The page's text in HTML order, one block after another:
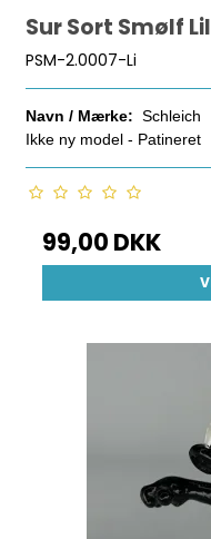
Sur Sort Smølf
PSM-2.0007-Li
Navn / Mærke: Schleich
Ikke ny model - Patineret
99,00 DKK